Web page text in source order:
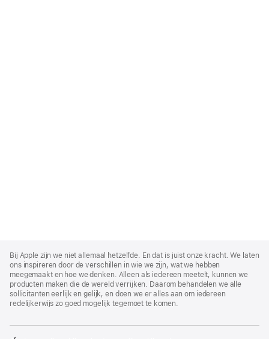
Footer
Bij Apple zijn we niet allemaal hetzelfde. En dat is juist onze kracht. We laten
ons inspireren door de verschillen in wie we zijn, wat we hebben
meegemaakt en hoe we denken. Alleen als iedereen meetelt, kunnen we
producten maken die de wereld verrijken. Daarom behandelen we alle
sollicitanten eerlijk en gelijk, en doen we er alles aan om iedereen
redelijkerwijs zo goed mogelijk tegemoet te komen.